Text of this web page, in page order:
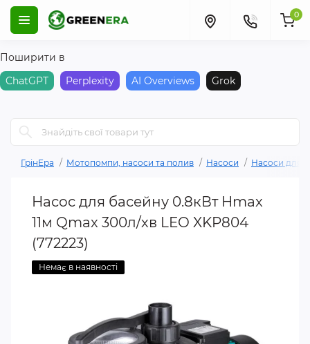
Поширити в
ChatGPT
Perplexity AI Overviews Grok
0
ГрінЕра Мотопомпи, насоси та полив Насоси Насоси для
Насос для басейну 0.8кВт Hmax
11м Qmax 300л/хв LEO XKP804
(772223)
Немає в наявності